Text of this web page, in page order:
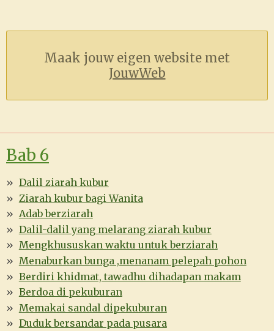
Maak jouw eigen website met
JouwWeb
Bab 6
Dalil ziarah kubur
Ziarah kubur bagi Wanita
Adab berziarah
Dalil-dalil yang melarang ziarah kubur
Mengkhususkan waktu untuk berziarah
Menaburkan bunga ,menanam pelepah pohon
Berdiri khidmat, tawadhu dihadapan makam
Berdoa di pekuburan
Memakai sandal dipekuburan
Duduk bersandar pada pusara